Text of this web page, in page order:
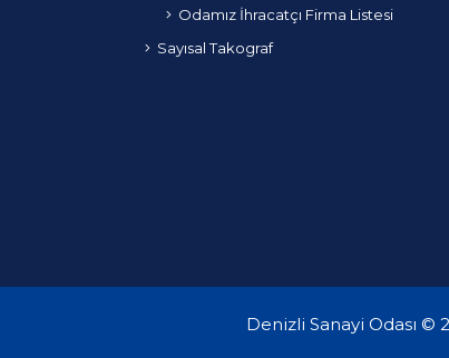
Odamız İhracatçı Firma Listesi
Sayısal Takograf
Denizli Sanayi Odası ©